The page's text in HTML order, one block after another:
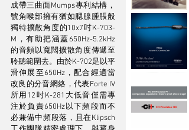
成帶三曲面Mumps專利結構，
號角喉部擁有猶如腮腺腫脹般
獨特擴散角度的10x7吋K-703-
M，有助把涵蓋650Hz-5.2kHz
的音頻以寬闊擴散角度傳遞至
聆聽範圍去。由於K-702足以平
滑伸展至650Hz，配合經適當
改良的分音網絡，代表Forte IV
所用12吋K-281大低音僅需專
注於負責650Hz以下頻段而不
必兼備中頻段落，且在Klipsch